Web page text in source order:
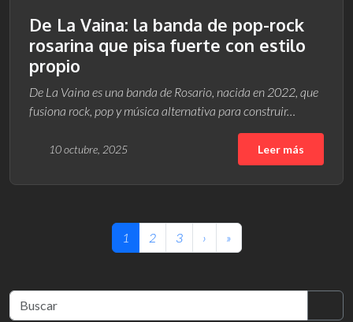
De La Vaina: la banda de pop-rock
rosarina que pisa fuerte con estilo
propio
De La Vaina es una banda de Rosario, nacida en 2022, que
fusiona rock, pop y música alternativa para construir…
10 octubre, 2025 Leer más
Current Page
1 Page
2 Page
3 › »